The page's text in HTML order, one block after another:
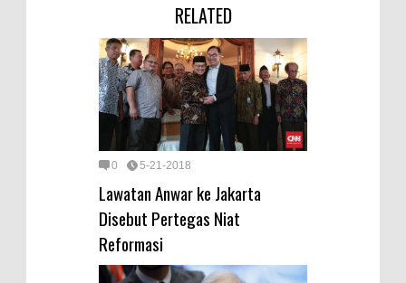
RELATED
0 5-21-2018
Lawatan Anwar ke Jakarta
Disebut Pertegas Niat
Reformasi